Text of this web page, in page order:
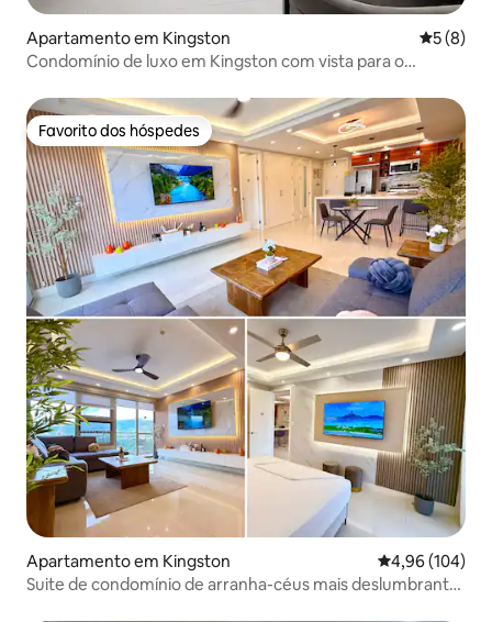
Apartamento em Kingston
5 (8)
Condomínio de luxo em Kingston com vista para o
Favorito dos hóspedes
Favorito dos hóspedes
Apartamento em Kingston Classificação
4,96 (104)
Suite de condomínio de arranha-céus mais deslumbrante